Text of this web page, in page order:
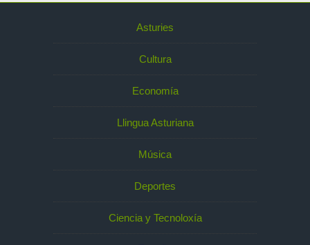
Asturies
Cultura
Economía
Llingua Asturiana
Música
Deportes
Ciencia y Tecnoloxía